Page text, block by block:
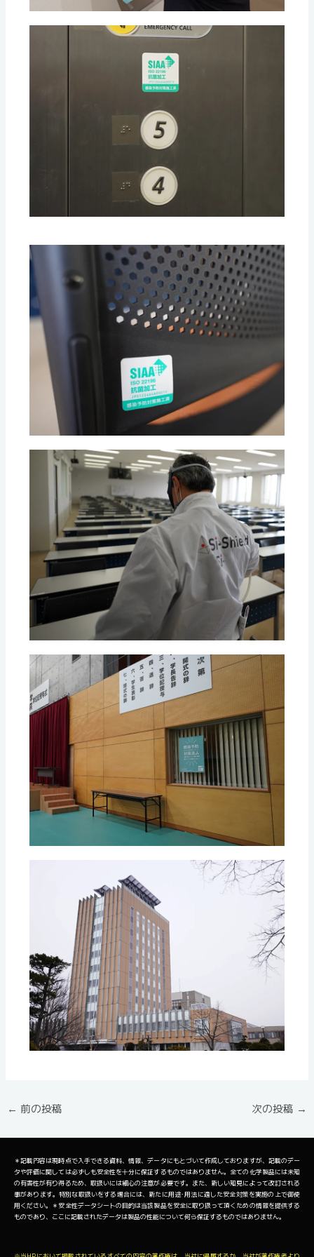
← 前の投稿 次の投稿 →
＊記載内容は現時点で入手できる資料、情報、データにもとづいて作成しておりますが、記載のデー
タや評価に関しては必ずしも安全性を十分に保証するものではありません。全ての化学製品には未知
の有害性が有り得るため、取扱いには細心の注意が必要です。また、新しい知見によって改訂される
事があります。特別な取扱いをする場合には、新たに用途･用法に適した安全対策を実施の上で御使
用ください。＊安全性データシートの目的は当該製品を安全に取り扱って頂くための情報を提供する
ものであり、ここに記載されたデータは製品の性能について何ら保証するものではありません。